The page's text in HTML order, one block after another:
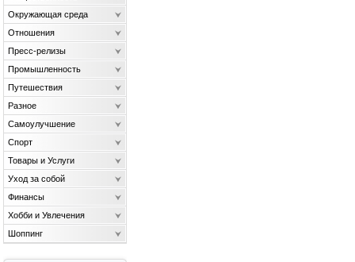
Окружающая среда
Отношения
Пресс-релизы
Промышленность
Путешествия
Разное
Самоулучшение
Спорт
Товары и Услуги
Уход за собой
Финансы
Хобби и Увлечения
Шоппинг